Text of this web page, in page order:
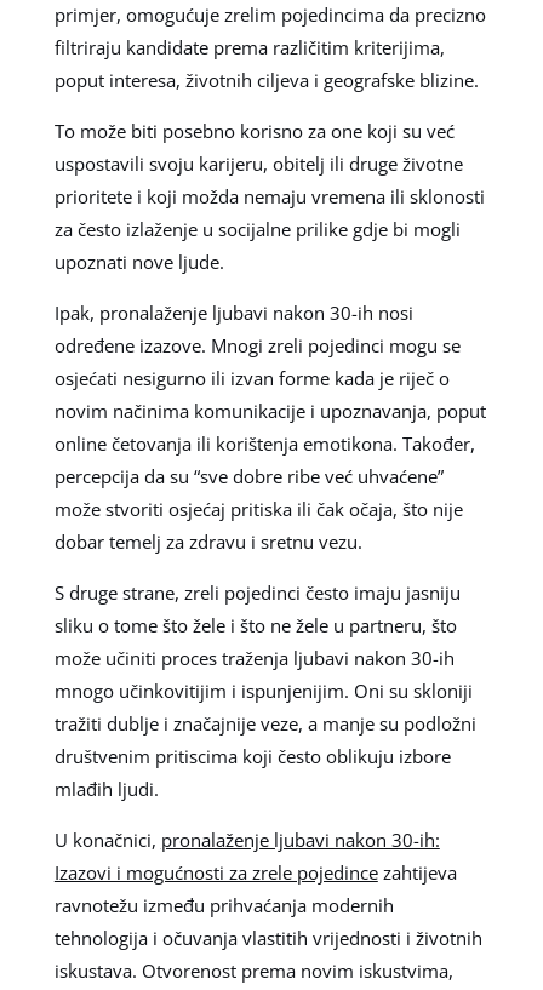
primjer, omogućuje zrelim pojedincima da precizno
filtriraju kandidate prema različitim kriterijima,
poput interesa, životnih ciljeva i geografske blizine.
To može biti posebno korisno za one koji su već
uspostavili svoju karijeru, obitelj ili druge životne
prioritete i koji možda nemaju vremena ili sklonosti
za često izlaženje u socijalne prilike gdje bi mogli
upoznati nove ljude.
Ipak, pronalaženje ljubavi nakon 30-ih nosi
određene izazove. Mnogi zreli pojedinci mogu se
osjećati nesigurno ili izvan forme kada je riječ o
novim načinima komunikacije i upoznavanja, poput
online četovanja ili korištenja emotikona. Također,
percepcija da su “sve dobre ribe već uhvaćene”
može stvoriti osjećaj pritiska ili čak očaja, što nije
dobar temelj za zdravu i sretnu vezu.
S druge strane, zreli pojedinci često imaju jasniju
sliku o tome što žele i što ne žele u partneru, što
može učiniti proces traženja ljubavi nakon 30-ih
mnogo učinkovitijim i ispunjenijim. Oni su skloniji
tražiti dublje i značajnije veze, a manje su podložni
društvenim pritiscima koji često oblikuju izbore
mlađih ljudi.
U konačnici, pronalaženje ljubavi nakon 30-ih:
Izazovi i mogućnosti za zrele pojedincezahtijeva
ravnotežu između prihvaćanja modernih
tehnologija i očuvanja vlastitih vrijednosti i životnih
iskustava. Otvorenost prema novim iskustvima,